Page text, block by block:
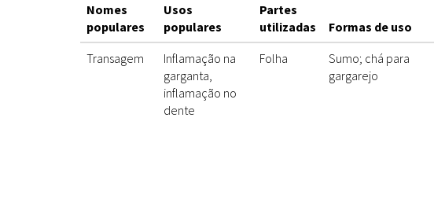
Nomes
populares
Usos
populares
Partes
utilizadas
Formas de uso
Transagem
Inflamação na
garganta,
inflamação no
dente
Folha
Sumo; chá para
gargarejo